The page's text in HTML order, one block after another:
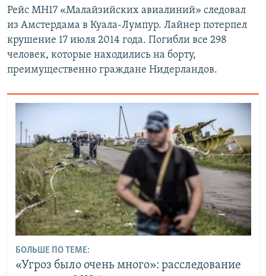
Рейс МН17 «Малайзийских авиалиний» следовал
из Амстердама в Куала-Лумпур. Лайнер потерпел
крушение 17 июля 2014 года. Погибли все 298
человек, которые находились на борту,
преимущественно граждане Нидерландов.
БОЛЬШЕ ПО ТЕМЕ:
«Угроз было очень много»: расследование